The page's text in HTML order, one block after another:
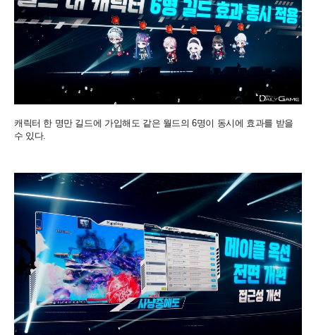
캐릭터 한 명만 길드에 가입해도 같은 월드의 6명이 동시에 효과를 받을
수 있다.